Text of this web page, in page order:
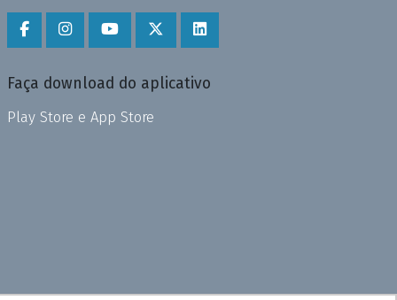
Faça download do aplicativo
Play Store e App Store